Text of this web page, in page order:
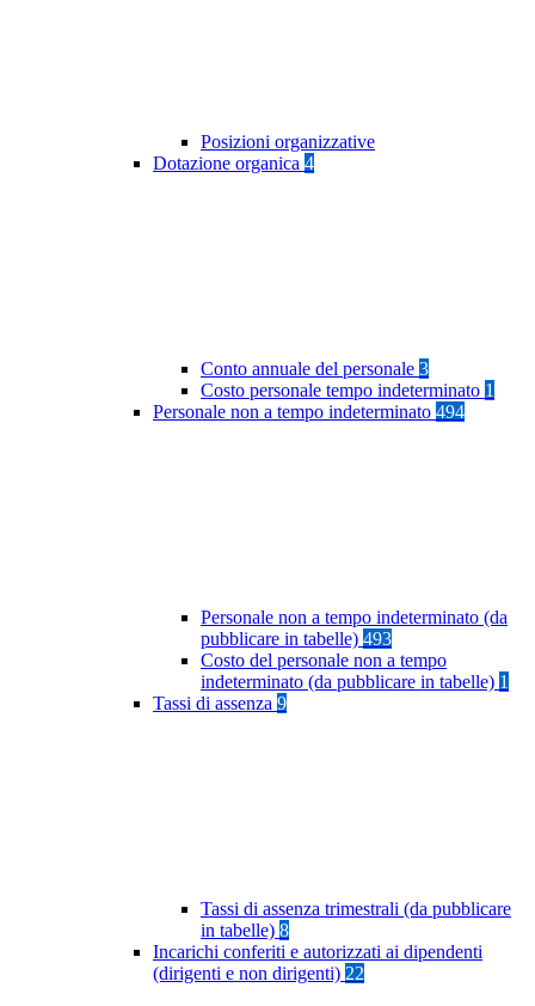
Posizioni organizzative
Dotazione organica 4
Conto annuale del personale 3
Costo personale tempo indeterminato 1
Personale non a tempo indeterminato 494
Personale non a tempo indeterminato (da
pubblicare in tabelle) 493
Costo del personale non a tempo
indeterminato (da pubblicare in tabelle) 1
Tassi di assenza 9
Tassi di assenza trimestrali (da pubblicare
in tabelle) 8
Incarichi conferiti e autorizzati ai dipendenti
(dirigenti e non dirigenti) 22